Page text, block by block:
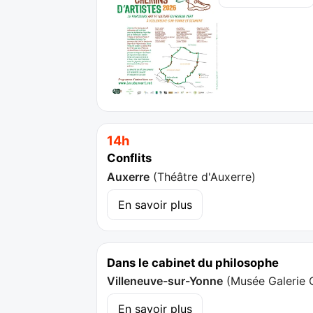
14h
Conflits
Auxerre (Théâtre d'Auxerre)
En savoir plus
Dans le cabinet du philosophe
Villeneuve-sur-Yonne (Musée Galerie
En savoir plus